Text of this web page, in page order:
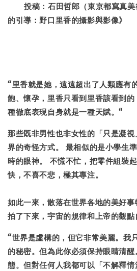
投稿：石田哲郎（東京都寫真美
的引導：野口里香的攝影與影像》
“里香就是她，遠遠超出了人類應有
飽、懷孕，里香只看到里香該看到
種徹底表現自身就是一種天賦。“
那些既非男性也非女性的「只是凝
界的奇怪方式。 最相似的是小學生
時的眼神。 不慌不忙，把零件組裝
快，不喜不悲，極其專注。
如此一來，散落在世界各地的美好
拍了下來，宇宙的規律和上帝的觀點
“世界是虛構的，但它非常美麗。我
的秘密。但為此你必須保持眼睛清
態。但對任何人我都可以「不解釋